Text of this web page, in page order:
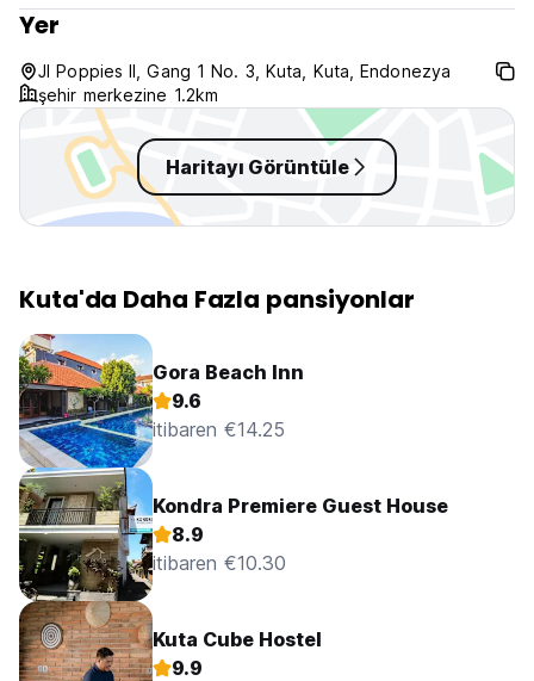
Yer
Jl Poppies II, Gang 1 No. 3, Kuta, Kuta, Endonezya
şehir merkezine 1.2km
Haritayı Görüntüle
Kuta'da Daha Fazla pansiyonlar
Gora Beach Inn
9.6
itibaren €14.25
Kondra Premiere Guest House
8.9
itibaren €10.30
Kuta Cube Hostel
9.9